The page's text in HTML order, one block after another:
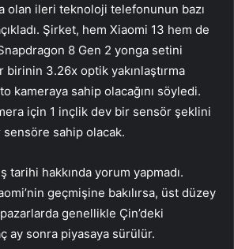
olan ileri teknoloji telefonunun bazı
Şirket, hem Xiaomi 13 hem de
8 Gen 2 yonga setini
birinin 3.26x optik yakınlaştırma
kameraya sahip olacağını söyledi.
için 1 inçlik dev bir sensör şeklini
sahip olacak.
tarihi hakkında yorum yapmadı.
geçmişine bakılırsa, üst düzey
genellikle Çin’deki
ay sonra piyasaya sürülür.